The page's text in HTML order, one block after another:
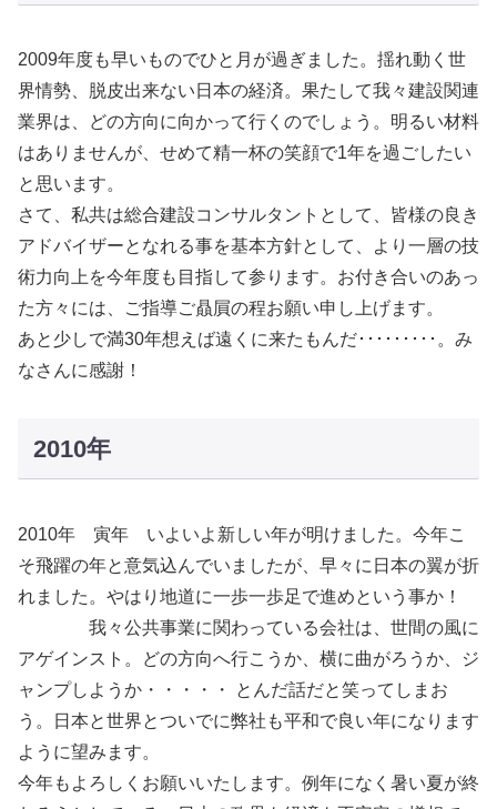
2009年度も早いものでひと月が過ぎました。揺れ動く世
界情勢、脱皮出来ない日本の経済。果たして我々建設関連
業界は、どの方向に向かって行くのでしょう。明るい材料
はありませんが、せめて精一杯の笑顔で1年を過ごしたい
と思います。
さて、私共は総合建設コンサルタントとして、皆様の良き
アドバイザーとなれる事を基本方針として、より一層の技
術力向上を今年度も目指して参ります。お付き合いのあっ
た方々には、ご指導ご贔屓の程お願い申し上げます。
あと少しで満30年想えば遠くに来たもんだ･････････。み
なさんに感謝！
2010年
2010年 寅年 いよいよ新しい年が明けました。今年こ
そ飛躍の年と意気込んでいましたが、早々に日本の翼が折
れました。やはり地道に一歩一歩足で進めという事か！
我々公共事業に関わっている会社は、世間の風に
アゲインスト。どの方向へ行こうか、横に曲がろうか、ジ
ャンプしようか・・・・・ とんだ話だと笑ってしまお
う。日本と世界とついでに弊社も平和で良い年になります
ように望みます。
今年もよろしくお願いいたします。例年になく暑い夏が終